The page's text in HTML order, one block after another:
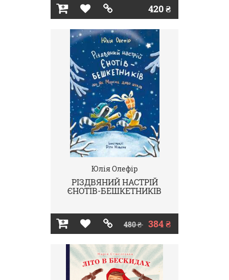
420 ₴
Юлія Олефір
РІЗДВЯНИЙ НАСТРІЙ
ЄНОТІВ-БЕШКЕТНИКІВ
480 ₴ 384 ₴